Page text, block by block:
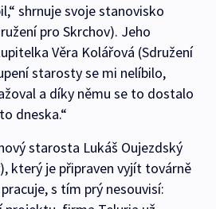
shrnuje svoje stanovisko
pro Skrchov). Jeho
Věra Kolářová (Sdružení
starosty se mi nelíbilo,
a díky němu se to dostalo
dneska.“
starosta Lukáš Oujezdský
který je připraven vyjít továrně
s tím prý nesouvisí: